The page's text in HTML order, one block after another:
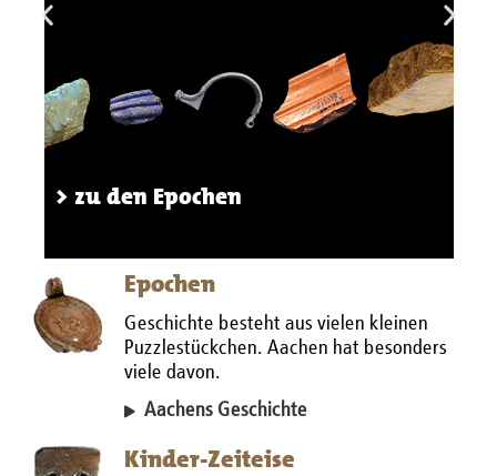
> zu den Epochen
Epochen
Geschichte besteht aus vielen kleinen
Puzzlestückchen. Aachen hat besonders
viele davon.
Aachens Geschichte
Kinder-Zeiteise